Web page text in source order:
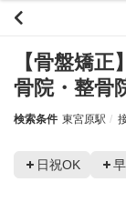
【骨盤矯
骨院・整骨
検索条件 東宮原駅
日祝OK